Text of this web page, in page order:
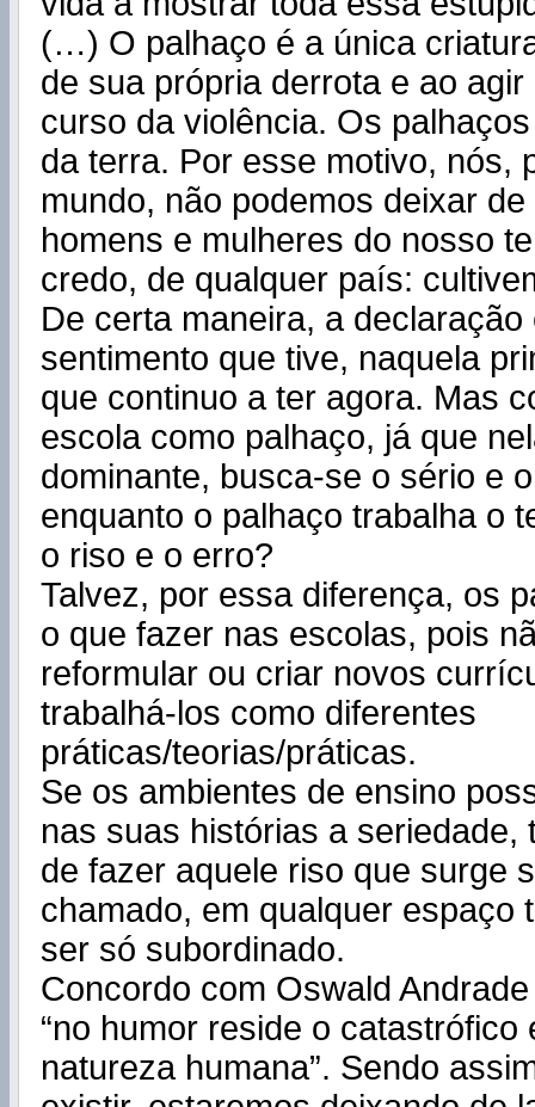
(…) O palhaço é a única
de sua própria derrota e ao
curso da violência. Os
da terra. Por esse motivo, nós,
mundo, não podemos deixar
homens e mulheres do nosso
credo, de qualquer país:
De certa maneira, a
sentimento que tive, naquela
que continuo a ter agora. Mas
escola como palhaço, já que
dominante, busca-se o sério e
enquanto o palhaço trabalha o
o riso e o erro?
Talvez, por essa diferença, os
o que fazer nas escolas, pois
reformular ou criar novos
trabalhá-los como diferentes
práticas/teorias/práticas.
Se os ambientes de ensino
nas suas histórias a seriedade,
de fazer aquele riso que surge
chamado, em qualquer espaço
ser só subordinado.
Concordo com Oswald
“no humor reside o catastrófico
natureza humana”. Sendo